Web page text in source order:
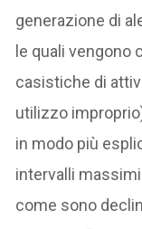
generazione di
le quali vengono
casistiche di
utilizzo
in modo più
intervalli
come sono